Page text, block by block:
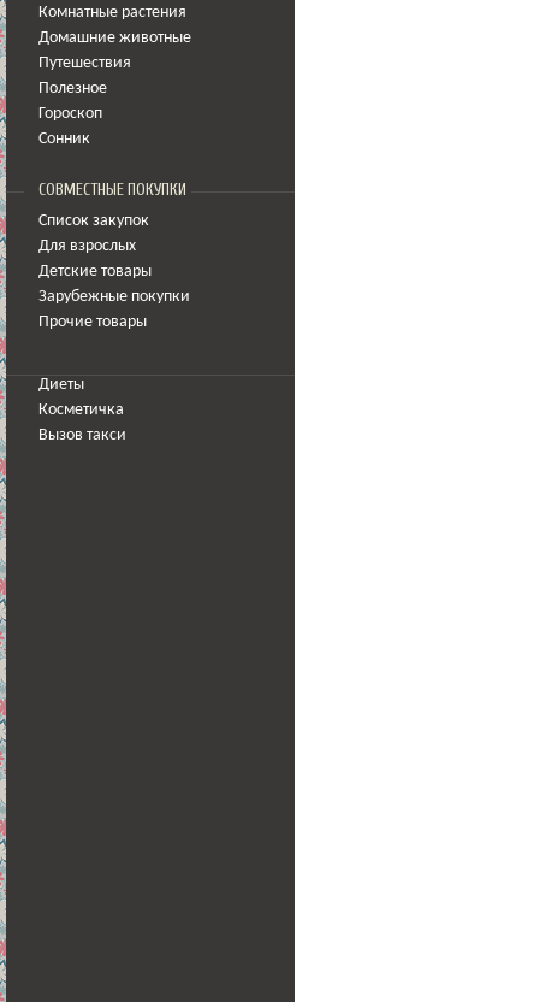
Комнатные растения
Домашние животные
Путешествия
Полезное
Гороскоп
Сонник
СОВМЕСТНЫЕ ПОКУПКИ
Список закупок
Для взрослых
Детские товары
Зарубежные покупки
Прочие товары
Диеты
Косметичка
Вызов такси